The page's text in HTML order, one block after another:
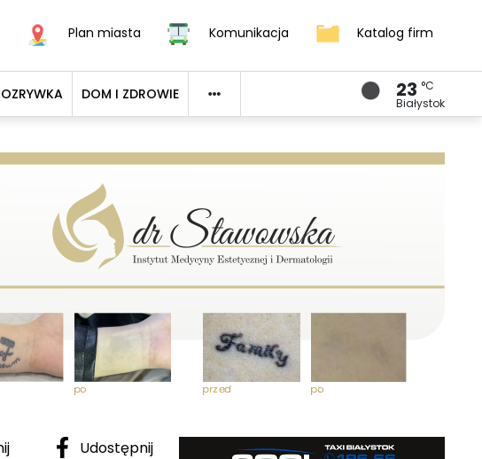
Plan miasta Komunikacja Katalog firm
DOM I ZDROWIE 23 °C
Białystok
Udostępnij